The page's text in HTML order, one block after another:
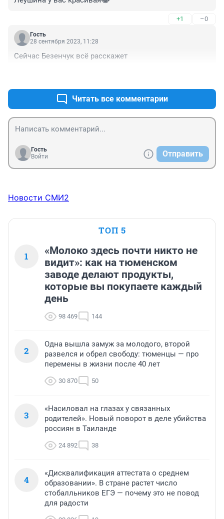
+1 –0
Гость
28 сентября 2023, 11:28
Сейчас Безенчук всё расскажет
Читать все комментарии
Гость
Войти
Отправить
Новости СМИ2
ТОП 5
1
«Молоко здесь почти никто не
видит»: как на тюменском
заводе делают продукты,
которые вы покупаете каждый
день
98 469 144
2
Одна вышла замуж за молодого, второй
развелся и обрел свободу: тюменцы — про
перемены в жизни после 40 лет
30 870 50
3
«Насиловал на глазах у связанных
родителей». Новый поворот в деле убийства
россиян в Таиланде
24 892 38
4
«Дисквалификация аттестата о среднем
образовании». В стране растет число
стобалльников ЕГЭ — почему это не повод
для радости